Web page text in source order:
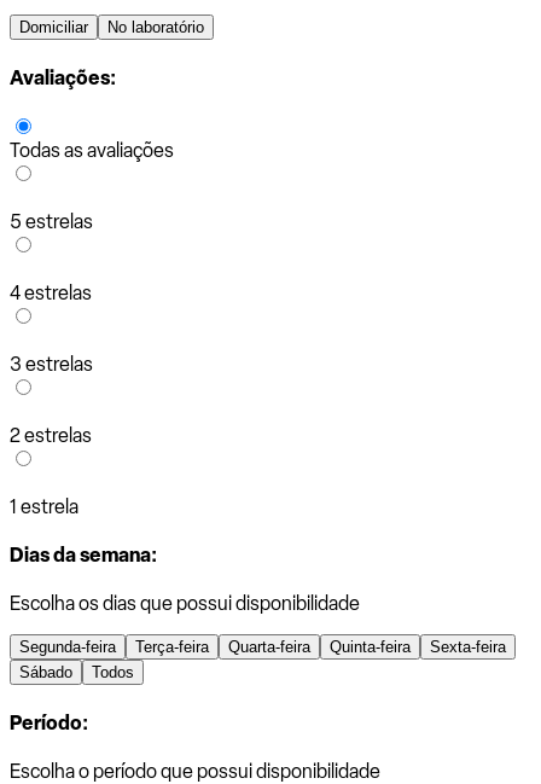
Domiciliar No laboratório
Avaliações:
Todas as avaliações
5 estrelas
4 estrelas
3 estrelas
2 estrelas
1 estrela
Dias da semana:
Escolha os dias que possui disponibilidade
Segunda-feira Terça-feira Quarta-feira Quinta-feira
Sexta-feira
Sábado
Todos
Período:
Escolha o período que possui disponibilidade